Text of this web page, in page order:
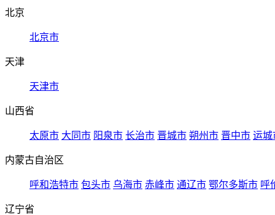
北京
北京市
天津
天津市
山西省
太原市 大同市 阳泉市 长治市 晋城市 朔州市 晋中市 运城
内蒙古自治区
呼和浩特市 包头市 乌海市 赤峰市 通辽市 鄂尔多斯市 呼
辽宁省